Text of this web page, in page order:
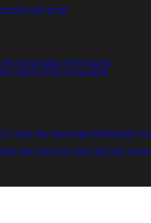
תפריטי תזונה ערכים
מחשבון קלוריות מחשבון שריפת
מחשבון צריכת קלוריות מחשבון
רפואה משלימה ספורט וכושר גופני נשים,
שף תזונה לבטן רגועה מרזים ללא דיאטה